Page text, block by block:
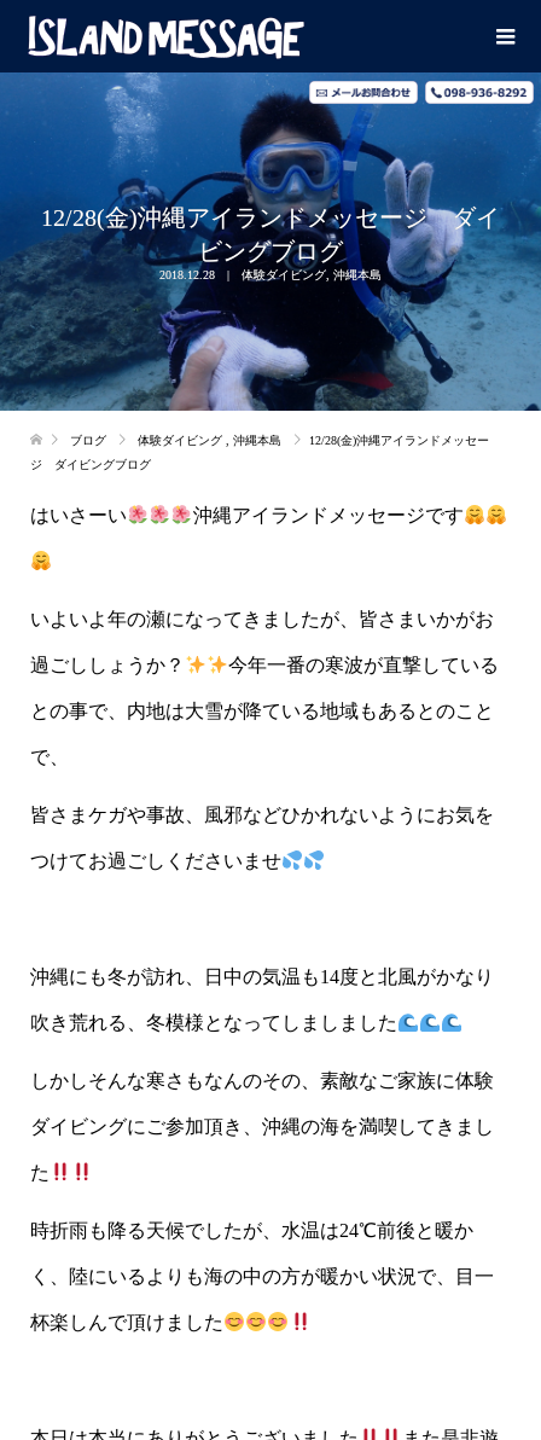
12/28(金)沖縄アイランドメッセージ ダイ
ビングブログ
2018.12.28 体験ダイビング 沖縄本島
ブログ 体験ダイビング 沖縄本島
12/28(金)沖縄アイランドメッセー
ジ ダイビングブログ
はいさーい 沖縄アイランドメッセージです
いよいよ年の瀬になってきましたが、皆さまいかがお
過ごししょうか？ 今年一番の寒波が直撃している
との事で、内地は大雪が降ている地域もあるとのこと
で、
皆さまケガや事故、風邪などひかれないようにお気を
つけてお過ごしくださいませ
沖縄にも冬が訪れ、日中の気温も14度と北風がかなり
吹き荒れる、冬模様となってしましました
しかしそんな寒さもなんのその、素敵なご家族に体験
ダイビングにご参加頂き、沖縄の海を満喫してきまし
た
時折雨も降る天候でしたが、水温は24℃前後と暖か
く、陸にいるよりも海の中の方が暖かい状況で、目一
杯楽しんで頂けました